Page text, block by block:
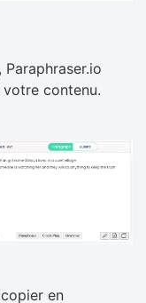
votre contenu.
en